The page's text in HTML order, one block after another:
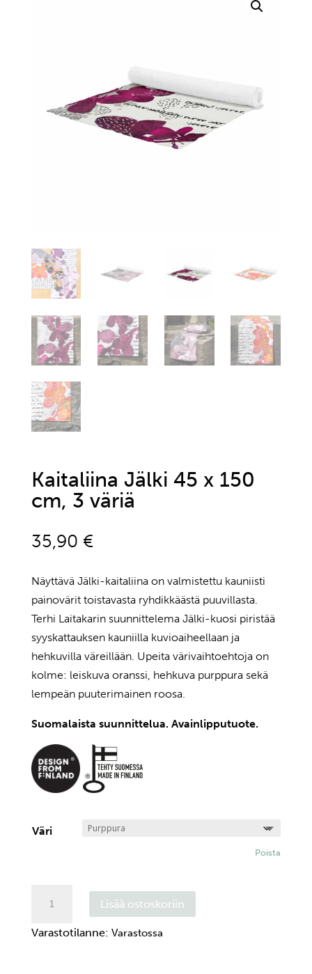
Kaitaliina Jälki 45 x 150
cm, 3 väriä
35,90 €
Näyttävä Jälki-kaitaliina on valmistettu kauniisti
painovärit toistavasta ryhdikkäästä puuvillasta.
Terhi Laitakarin suunnittelema Jälki-kuosi piristää
syyskattauksen kauniilla kuvioaiheellaan ja
hehkuvilla väreillään. Upeita värivaihtoehtoja on
kolme: leiskuva oranssi, hehkuva purppura sekä
lempeän puuterimainen roosa.
Suomalaista suunnittelua. Avainlipputuote.
Väri
Poista
45
Lisää ostoskoriin
Varastotilanne: Varastossa